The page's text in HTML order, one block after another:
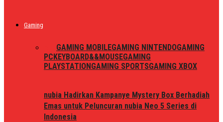
Gaming
GAMING MOBILEGAMING NINTENDOGAMING
PCKEYBOARD&&MOUSEGAMING
PLAYSTATIONGAMING SPORTSGAMING XBOX
nubia Hadirkan Kampanye Mystery Box Berhadiah
Emas untuk Peluncuran nubia Neo 5 Series di
Indonesia